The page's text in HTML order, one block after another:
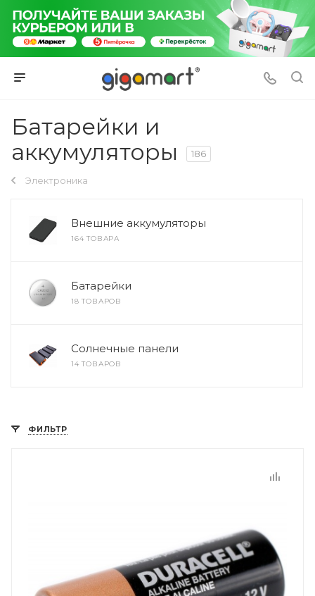
Батарейки и
аккумуляторы
186
Электроника
Внешние аккумуляторы
164 ТОВАРА
Батарейки
18 ТОВАРОВ
Солнечные панели
14 ТОВАРОВ
ФИЛЬТР